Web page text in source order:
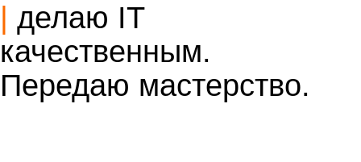
делаю IT
качественным.
Передаю мастерство.